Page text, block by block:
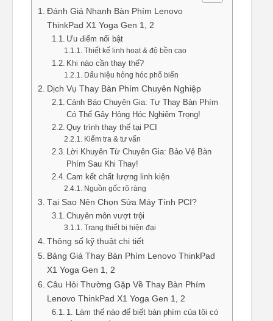
Đánh Giá Nhanh Bàn Phím Lenovo
ThinkPad X1 Yoga Gen 1, 2
Ưu điểm nổi bật
Thiết kế linh hoạt & độ bền cao
Khi nào cần thay thế?
Dấu hiệu hỏng hóc phổ biến
Dịch Vụ Thay Bàn Phím Chuyên Nghiệp
Cảnh Báo Chuyên Gia: Tự Thay Bàn Phím
Có Thể Gây Hỏng Hóc Nghiêm Trọng!
Quy trình thay thế tại PCI
Kiểm tra & tư vấn
Lời Khuyên Từ Chuyên Gia: Bảo Vệ Bàn
Phím Sau Khi Thay!
Cam kết chất lượng linh kiện
Nguồn gốc rõ ràng
Tại Sao Nên Chọn Sửa Máy Tính PCI?
Chuyên môn vượt trội
Trang thiết bị hiện đại
Thông số kỹ thuật chi tiết
Bảng Giá Thay Bàn Phím Lenovo ThinkPad
X1 Yoga Gen 1, 2
Câu Hỏi Thường Gặp Về Thay Bàn Phím
Lenovo ThinkPad X1 Yoga Gen 1, 2
1. Làm thế nào để biết bàn phím của tôi có